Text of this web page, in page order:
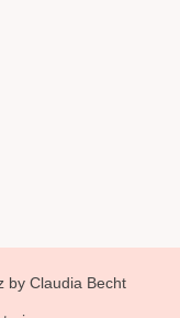
by Claudia Becht